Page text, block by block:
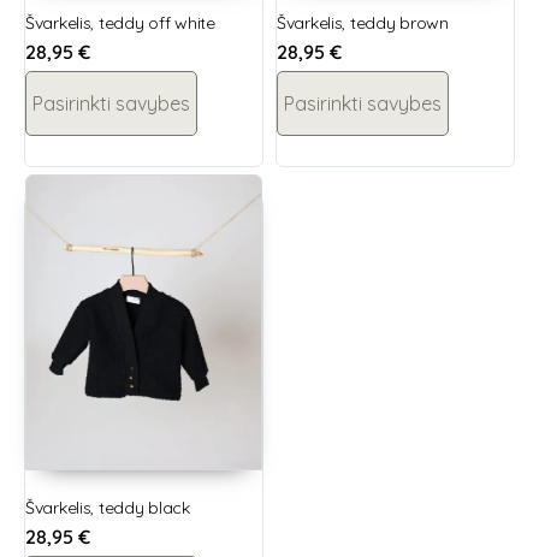
Švarkelis, teddy off white
28,95 €
Pasirinkti savybes
Švarkelis, teddy brown
28,95 €
Pasirinkti savybes
Švarkelis, teddy black
28,95 €